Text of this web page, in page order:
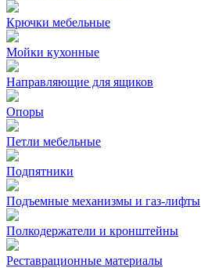
Крючки мебельные
Мойки кухонные
Направляющие для ящиков
Опоры
Петли мебельные
Подпятники
Подъемные механизмы и газ-лифты
Полкодержатели и кронштейны
Реставрационные материалы